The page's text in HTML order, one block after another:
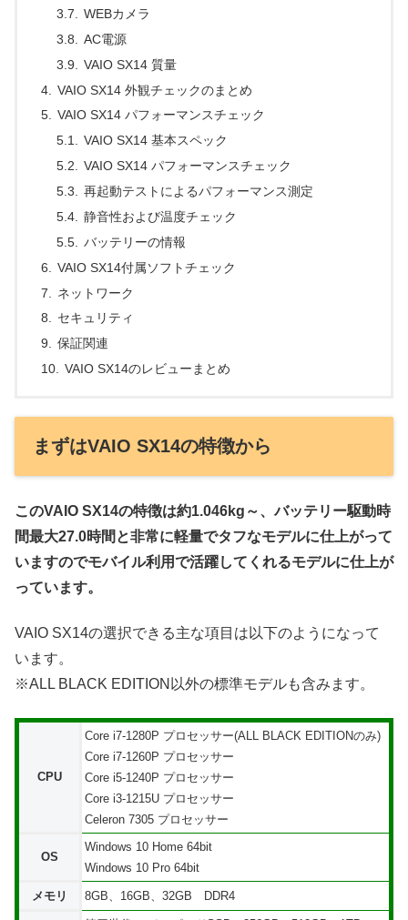
WEBカメラ
AC電源
VAIO SX14 質量
VAIO SX14 外観チェックのまとめ
VAIO SX14 パフォーマンスチェック
VAIO SX14 基本スペック
VAIO SX14 パフォーマンスチェック
再起動テストによるパフォーマンス測定
静音性および温度チェック
バッテリーの情報
VAIO SX14付属ソフトチェック
ネットワーク
セキュリティ
保証関連
VAIO SX14のレビューまとめ
まずはVAIO SX14の特徴から
このVAIO SX14の特徴は約1.046kg～、バッテリー駆動時
間最大27.0時間と非常に軽量でタフなモデルに仕上がって
いますのでモバイル利用で活躍してくれるモデルに仕上が
っています。
VAIO SX14の選択できる主な項目は以下のようになって
います。
※ALL BLACK EDITION以外の標準モデルも含みます。
CPU
Core i7-1280P プロセッサー(ALL BLACK EDITIONのみ)
Core i7-1260P プロセッサー
Core i5-1240P プロセッサー
Core i3-1215U プロセッサー
Celeron 7305 プロセッサー
OS
Windows 10 Home 64bit
Windows 10 Pro 64bit
メモリ 8GB、16GB、32GB DDR4